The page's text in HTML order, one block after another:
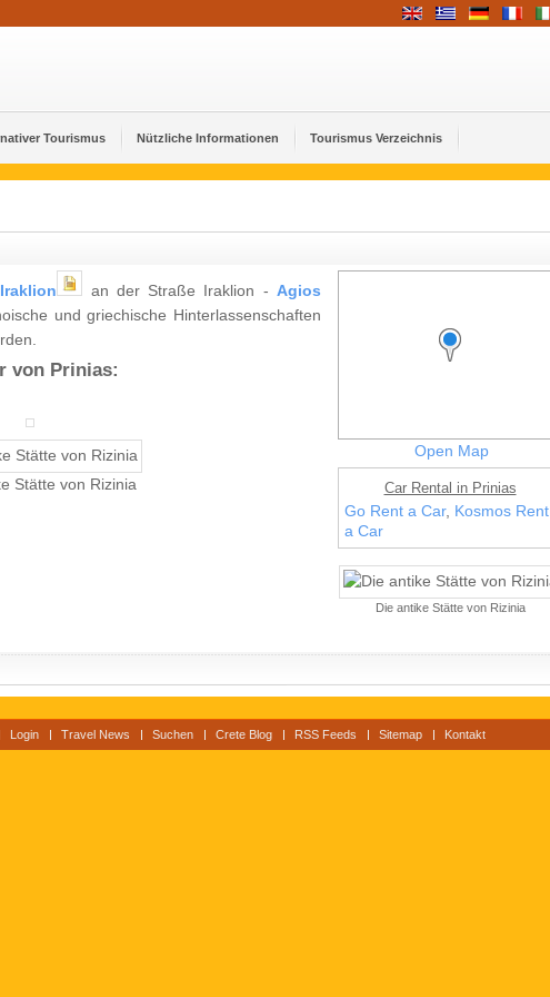
Tourismus Nützliche Informationen Tourismus Verzeichnis
Open Map
Car Rental in Prinias
Go Rent a Car, Kosmos Rent
a Car
Die antike Stätte von Rizinia
Iraklion an der Straße Iraklion -Agios
und griechische Hinterlassenschaften
von Prinias:
Stätte von Rizinia
Login Travel News Suchen Crete Blog RSS Feeds Sitemap Kontakt